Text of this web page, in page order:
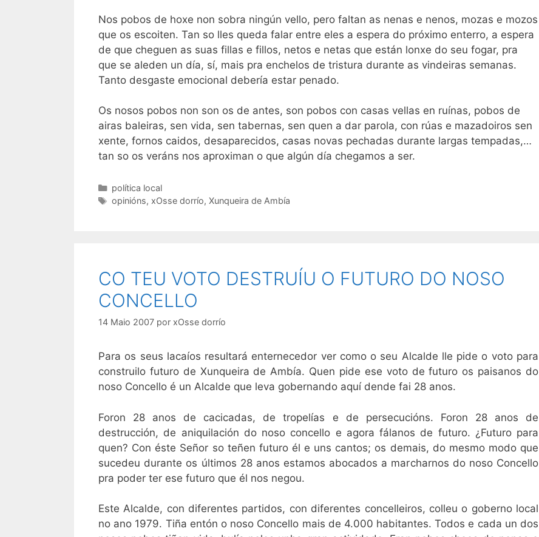
Nos pobos de hoxe non sobra ningún vello, pero faltan as nenas e nenos, mozas e mozos
que os escoiten. Tan so lles queda falar entre eles a espera do próximo enterro, a espera
de que cheguen as suas fillas e fillos, netos e netas que están lonxe do seu fogar, pra
que se aleden un día, sí, mais pra enchelos de tristura durante as vindeiras semanas.
Tanto desgaste emocional debería estar penado.
Os nosos pobos non son os de antes, son pobos con casas vellas en ruínas, pobos de
airas baleiras, sen vida, sen tabernas, sen quen a dar parola, con rúas e mazadoiros sen
xente, fornos caidos, desaparecidos, casas novas pechadas durante largas tempadas,…
tan so os veráns nos aproximan o que algún día chegamos a ser.
Categorías
política local
Etiquetas
opinións, xOsse dorrío, Xunqueira de Ambía
CO TEU VOTO DESTRUÍU O FUTURO DO NOSO
CONCELLO
14 Maio 2007 por xOsse dorrío
Para os seus lacaíos resultará enternecedor ver como o seu Alcalde lle pide o voto para
construilo futuro de Xunqueira de Ambía. Quen pide ese voto de futuro os paisanos do
noso Concello é un Alcalde que leva gobernando aquí dende fai 28 anos.
Foron 28 anos de cacicadas, de tropelías e de persecucións. Foron 28 anos de
destrucción, de aniquilación do noso concello e agora fálanos de futuro. ¿Futuro para
quen? Con éste Señor so teñen futuro él e uns cantos; os demais, do mesmo modo que
sucedeu durante os últimos 28 anos estamos abocados a marcharnos do noso Concello
pra poder ter ese futuro que él nos negou.
Este Alcalde, con diferentes partidos, con diferentes concelleiros, colleu o goberno local
no ano 1979. Tiña entón o noso Concello mais de 4.000 habitantes. Todos e cada un dos